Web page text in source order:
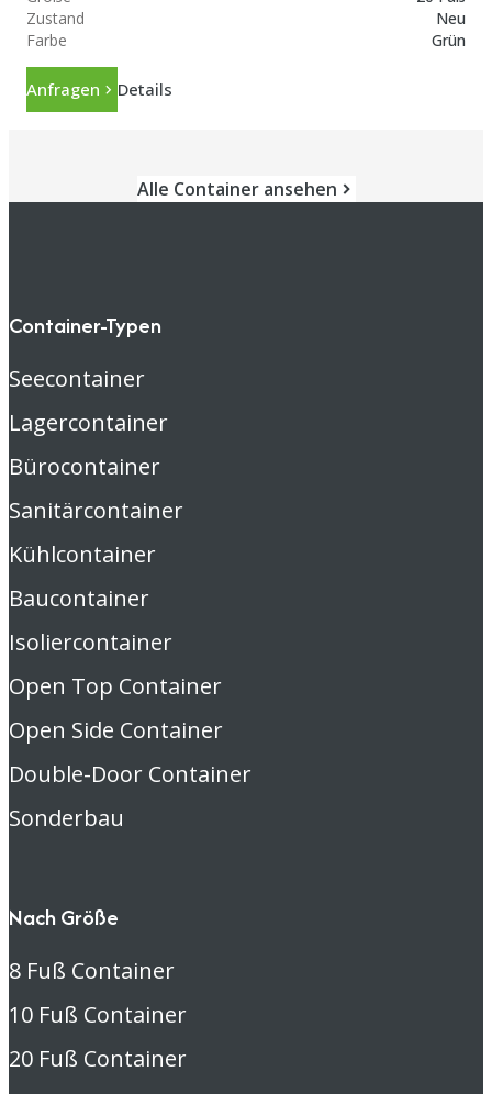
Zustand
Neu
Farbe
Grün
Anfragen Details
Alle Container ansehen
Container-Typen
Seecontainer
Lagercontainer
Bürocontainer
Sanitärcontainer
Kühlcontainer
Baucontainer
Isoliercontainer
Open Top Container
Open Side Container
Double-Door Container
Sonderbau
Nach Größe
8 Fuß Container
10 Fuß Container
20 Fuß Container